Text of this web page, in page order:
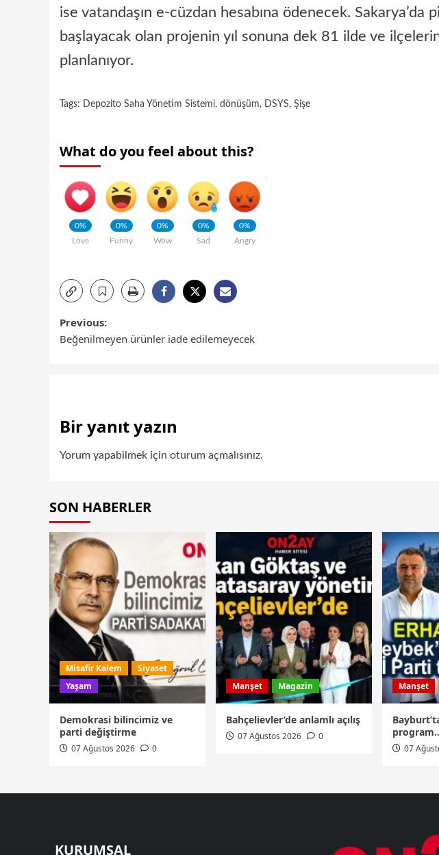
ise vatandaşın e-cüzdan hesabına ödenecek. Sakarya’da
başlayacak olan projenin yıl sonuna dek 81 ilde ve
planlanıyor.
Tags: Depozito Saha Yönetim Sistemi, dönüşüm, DSYS, Şişe
What do you feel about this?
0%
Love
0%
Funny
0%
Wow
0%
Sad
0%
Angry
Previous:
Beğenilmeyen ürünler iade edilemeyecek
Bir yanıt yazın
Yorum yapabilmek için oturum açmalısınız.
SON HABERLER
Misafir Kalem
Siyaset
Yaşam
Demokrasi bilincimiz ve
parti değiştirme
07 Ağustos 2026 0
Manşet Magazin
Bahçelievler’de anlamlı açılış
07 Ağustos 2026 0
Manşet
07
KURUMSAL